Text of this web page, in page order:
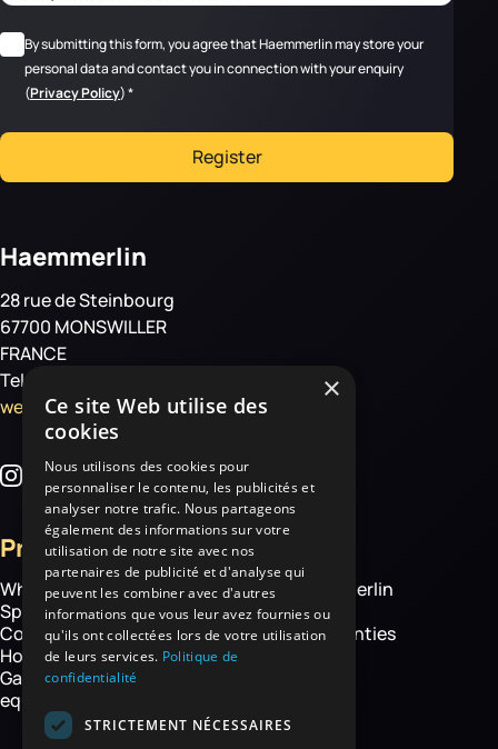
RGPD*
By submitting this form, you agree that Haemmerlin may store your
personal data and contact you in connection with your enquiry
(Privacy Policy)*
Register
Haemmerlin
28 rue de Steinbourg
67700 MONSWILLER
FRANCE
Tel: +33 3 88 01 85 00
welcome@haemmerlin.com
Products
Wheelbarrows
Spare parts
Construction equipment
Hoisting
Garden and handling
equipment
More
About Haemmerlin
Our expertise
Chassis warranties
×
Ce site Web utilise des
cookies
Nous utilisons des cookies pour
personnaliser le contenu, les publicités et
analyser notre trafic. Nous partageons
également des informations sur votre
utilisation de notre site avec nos
partenaires de publicité et d'analyse qui
peuvent les combiner avec d'autres
informations que vous leur avez fournies ou
qu'ils ont collectées lors de votre utilisation
de leurs services. Politique de
confidentialité
STRICTEMENT NÉCESSAIRES